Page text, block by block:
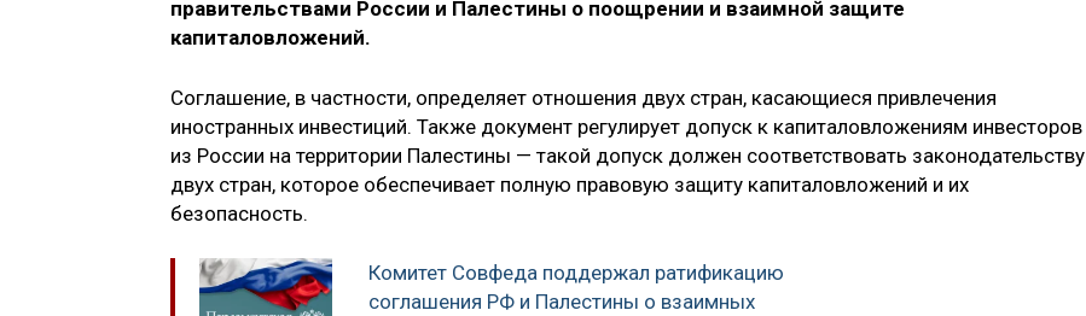
правительствами России и Палестины о поощрении и взаимной защите
капиталовложений.
Соглашение, в частности, определяет отношения двух стран, касающиеся привлечения
иностранных инвестиций. Также документ регулирует допуск к капиталовложениям инвесторов
из России на территории Палестины — такой допуск должен соответствовать законодательству
двух стран, которое обеспечивает полную правовую защиту капиталовложений и их
безопасность.
Комитет Совфеда поддержал ратификацию
соглашения РФ и Палестины о взаимных